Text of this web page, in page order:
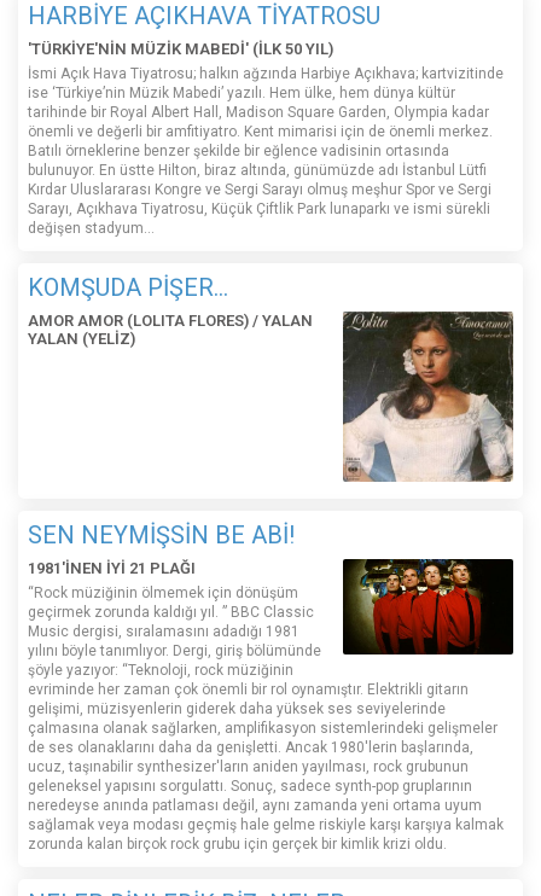
HARBİYE AÇIKHAVA TİYATROSU
'TÜRKİYE'NİN MÜZİK MABEDİ' (İLK 50 YIL)
İsmi Açık Hava Tiyatrosu; halkın ağzında Harbiye Açıkhava; kartvizitinde
ise ‘Türkiye’nin Müzik Mabedi’ yazılı. Hem ülke, hem dünya kültür
tarihinde bir Royal Albert Hall, Madison Square Garden, Olympia kadar
önemli ve değerli bir amfitiyatro. Kent mimarisi için de önemli merkez.
Batılı örneklerine benzer şekilde bir eğlence vadisinin ortasında
bulunuyor. En üstte Hilton, biraz altında, günümüzde adı İstanbul Lütfi
Kırdar Uluslararası Kongre ve Sergi Sarayı olmuş meşhur Spor ve Sergi
Sarayı, Açıkhava Tiyatrosu, Küçük Çiftlik Park lunaparkı ve ismi sürekli
değişen stadyum…
KOMŞUDA PİŞER...
AMOR AMOR (LOLITA FLORES) / YALAN
YALAN (YELİZ)
SEN NEYMİŞSİN BE ABİ!
1981'İNEN İYİ 21 PLAĞI
“Rock müziğinin ölmemek için dönüşüm
geçirmek zorunda kaldığı yıl. ” BBC Classic
Music dergisi, sıralamasını adadığı 1981
yılını böyle tanımlıyor. Dergi, giriş bölümünde
şöyle yazıyor: “Teknoloji, rock müziğinin
evriminde her zaman çok önemli bir rol oynamıştır. Elektrikli gitarın
gelişimi, müzisyenlerin giderek daha yüksek ses seviyelerinde
çalmasına olanak sağlarken, amplifikasyon sistemlerindeki gelişmeler
de ses olanaklarını daha da genişletti. Ancak 1980'lerin başlarında,
ucuz, taşınabilir synthesizer'ların aniden yayılması, rock grubunun
geleneksel yapısını sorgulattı. Sonuç, sadece synth-pop gruplarının
neredeyse anında patlaması değil, aynı zamanda yeni ortama uyum
sağlamak veya modası geçmiş hale gelme riskiyle karşı karşıya kalmak
zorunda kalan birçok rock grubu için gerçek bir kimlik krizi oldu.